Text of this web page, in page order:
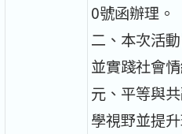
0號函辦理。
二、本次活
並實踐社會
元、平等與
學視野並提